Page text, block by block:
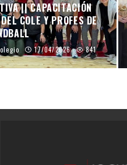
|| CAPACITACIÓN
COLE Y PROFES DE
17/04/2026 841